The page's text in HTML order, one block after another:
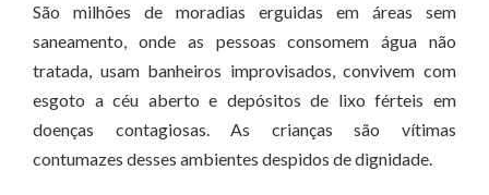
São milhões de moradias erguidas em áreas sem
saneamento, onde as pessoas consomem água não
tratada, usam banheiros improvisados, convivem com
esgoto a céu aberto e depósitos de lixo férteis em
doenças contagiosas. As crianças são vítimas
contumazes desses ambientes despidos de dignidade.